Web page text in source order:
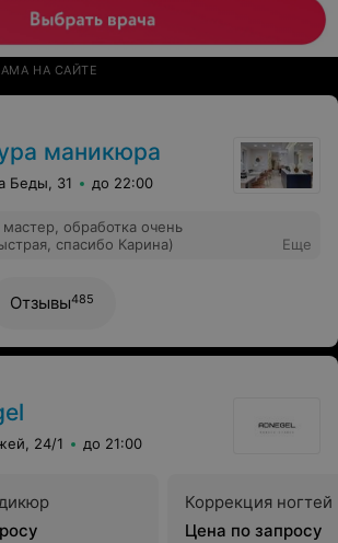
НА САЙТЕ
маникюра
Беды, 31 до 22:00
обработка очень
спасибо Карина)
Еще
Отзывы485
24/1 до 21:00
Коррекция ногтей
Цена по запросу